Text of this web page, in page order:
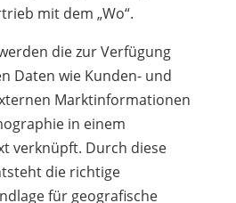
mit dem „Wo“.
die zur Verfügung
Daten wie Kunden- und
Marktinformationen
in einem
verknüpft. Durch diese
die richtige
für geografische